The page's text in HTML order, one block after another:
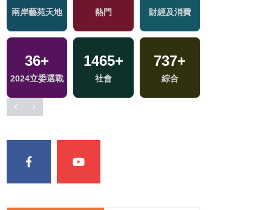
兩岸藝苑天地 熱門 財經及消費
36+
2024立委選戰
1465+
社會
737+
綜合